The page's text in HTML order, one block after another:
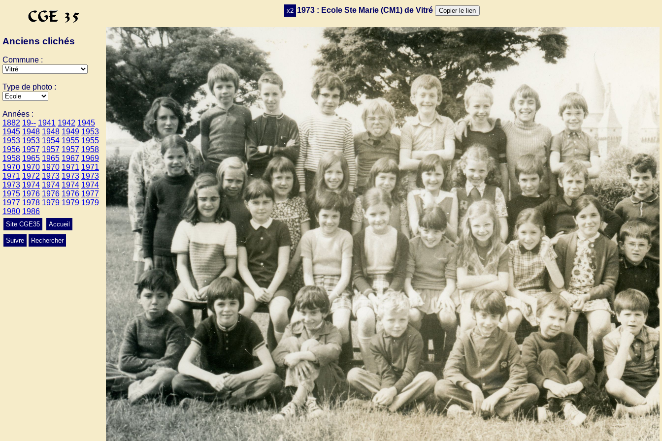
Anciens clichés
Commune :
Type de photo :
Années :
1882 19-- 1941 1942 1945
1945 1948 1948 1949 1953
1953 1953 1954 1955 1955
1956 1957 1957 1957 1958
1958 1965 1965 1967 1969
1970 1970 1970 1971 1971
1971 1972 1973 1973 1973
1973 1974 1974 1974 1974
1975 1976 1976 1976 1977
1977 1978 1979 1979 1979
1980 1986
Site CGE35 Accueil
Suivre Rechercher
x2 1973 : Ecole Ste Marie (CM1) de Vitré Copier le lien